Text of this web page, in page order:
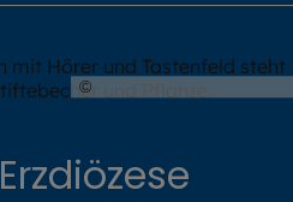
© Bogdan Dumitru /